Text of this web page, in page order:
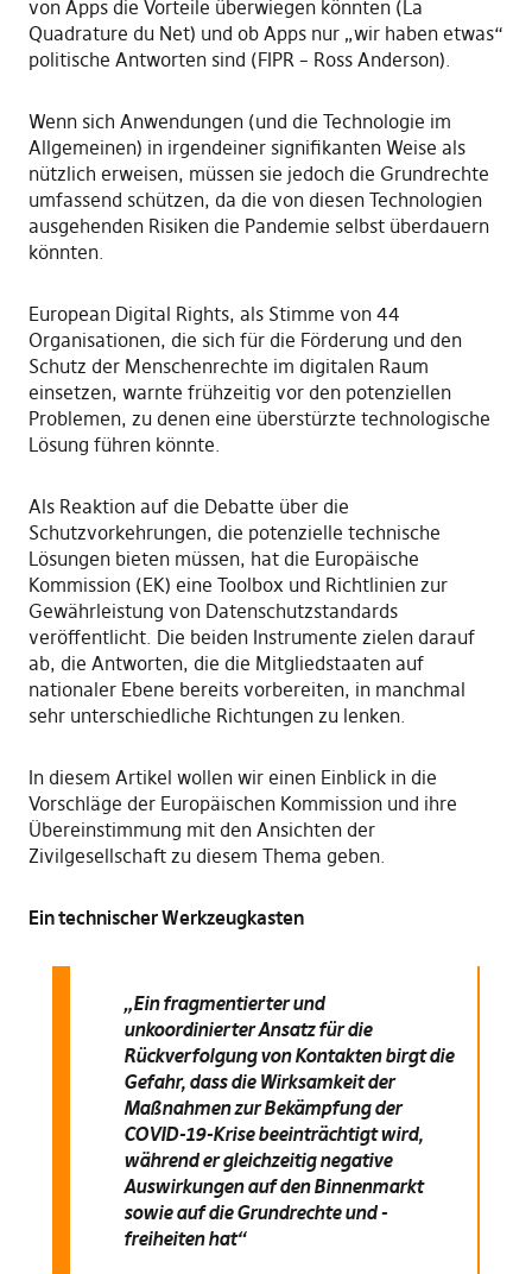
von Apps die Vorteile überwiegen könnten (La
Quadrature du Net) und ob Apps nur „wir haben etwas“
politische Antworten sind (FIPR – Ross Anderson).
Wenn sich Anwendungen (und die Technologie im
Allgemeinen) in irgendeiner signifikanten Weise als
nützlich erweisen, müssen sie jedoch die Grundrechte
umfassend schützen, da die von diesen Technologien
ausgehenden Risiken die Pandemie selbst überdauern
könnten.
European Digital Rights, als Stimme von 44
Organisationen, die sich für die Förderung und den
Schutz der Menschenrechte im digitalen Raum
einsetzen, warnte frühzeitig vor den potenziellen
Problemen, zu denen eine überstürzte technologische
Lösung führen könnte.
Als Reaktion auf die Debatte über die
Schutzvorkehrungen, die potenzielle technische
Lösungen bieten müssen, hat die Europäische
Kommission (EK) eine Toolbox und Richtlinien zur
Gewährleistung von Datenschutzstandards
veröffentlicht. Die beiden Instrumente zielen darauf
ab, die Antworten, die die Mitgliedstaaten auf
nationaler Ebene bereits vorbereiten, in manchmal
sehr unterschiedliche Richtungen zu lenken.
In diesem Artikel wollen wir einen Einblick in die
Vorschläge der Europäischen Kommission und ihre
Übereinstimmung mit den Ansichten der
Zivilgesellschaft zu diesem Thema geben.
Ein technischer Werkzeugkasten
„Ein fragmentierter und
unkoordinierter Ansatz für die
Rückverfolgung von Kontakten birgt die
Gefahr, dass die Wirksamkeit der
Maßnahmen zur Bekämpfung der
COVID-19-Krise beeinträchtigt wird,
während er gleichzeitig negative
Auswirkungen auf den Binnenmarkt
sowie auf die Grundrechte und -
freiheiten hat“